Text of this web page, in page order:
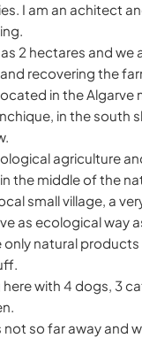
I am an achitect
2 hectares and we
recovering the
in the Algarve
in the south
agriculture
the middle of the
small village, a
as ecological way
only natural products
here with 4 dogs, 3
not so far away and